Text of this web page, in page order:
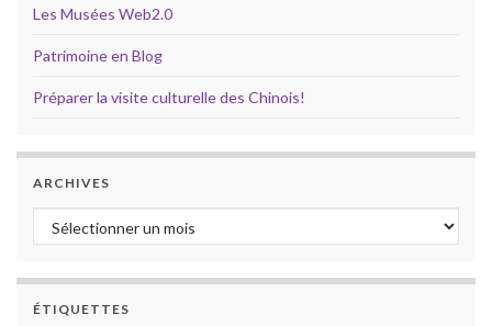
Les Musées Web2.0
Patrimoine en Blog
Préparer la visite culturelle des Chinois!
ARCHIVES
Archives
ÉTIQUETTES